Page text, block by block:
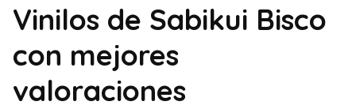
Vinilos de Sabikui Bisco
con mejores
valoraciones